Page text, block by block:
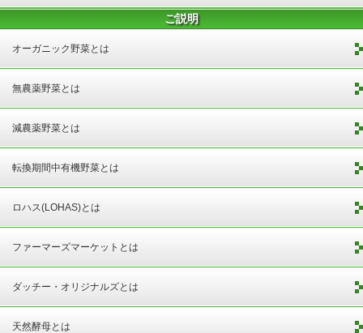
ご説明
オーガニック野菜とは
無農薬野菜とは
減農薬野菜とは
転換期間中有機野菜とは
ロハス(LOHAS)とは
ファーマーズマーケットとは
ダッチー・オリジナルズとは
天然酵母とは